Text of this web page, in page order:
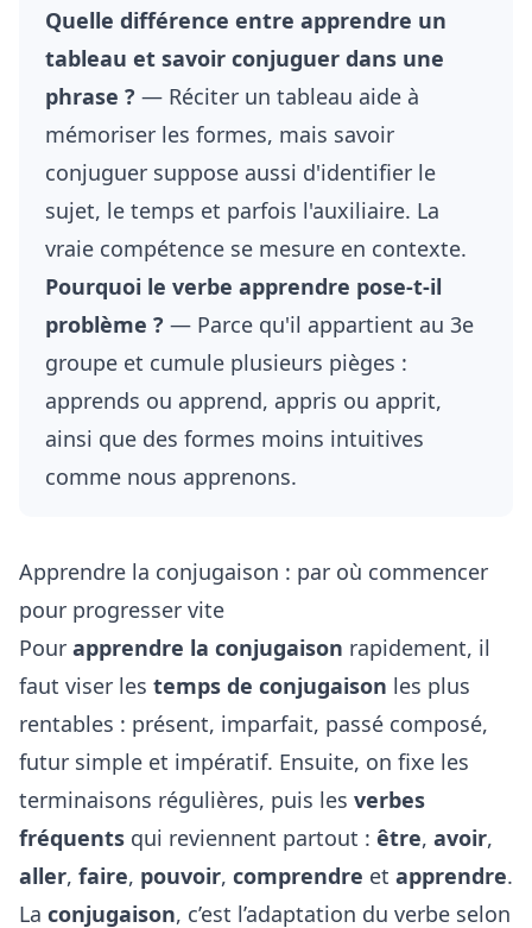
Quelle différence entre apprendre un
tableau et savoir conjuguer dans une
phrase ? — Réciter un tableau aide à
mémoriser les formes, mais savoir
conjuguer suppose aussi d'identifier le
sujet, le temps et parfois l'auxiliaire. La
vraie compétence se mesure en contexte.
Pourquoi le verbe apprendre pose-t-il
problème ? — Parce qu'il appartient au 3e
groupe et cumule plusieurs pièges :
apprends ou apprend, appris ou apprit,
ainsi que des formes moins intuitives
comme nous apprenons.
Apprendre la conjugaison : par où commencer
pour progresser vite
Pour apprendre la conjugaison rapidement, il
faut viser les temps de conjugaison les plus
rentables : présent, imparfait, passé composé,
futur simple et impératif. Ensuite, on fixe les
terminaisons régulières, puis les verbes
fréquents qui reviennent partout : être, avoir,
aller, faire, pouvoir, comprendre et apprendre.
La conjugaison, c’est l’adaptation du verbe selon